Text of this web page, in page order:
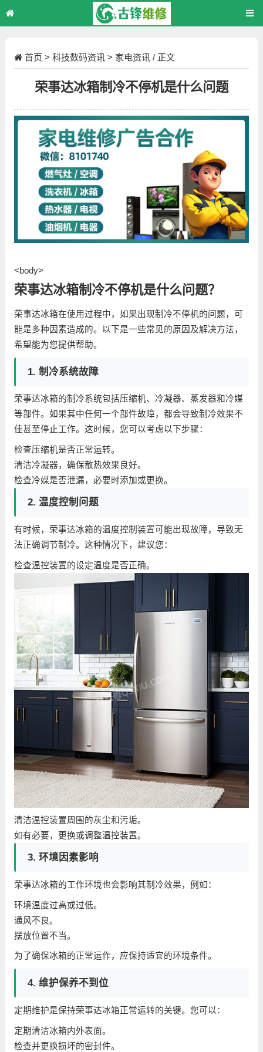
首页 > 科技数码资讯 > 家电资讯 / 正文
荣事达冰箱制冷不停机是什么问题
<body>
荣事达冰箱制冷不停机是什么问题？
荣事达冰箱在使用过程中，如果出现制冷不停机的问题，可
能是多种因素造成的。以下是一些常见的原因及解决方法，
希望能为您提供帮助。
1. 制冷系统故障
荣事达冰箱的制冷系统包括压缩机、冷凝器、蒸发器和冷媒
等部件。如果其中任何一个部件故障，都会导致制冷效果不
佳甚至停止工作。这时候，您可以考虑以下步骤：
检查压缩机是否正常运转。
清洁冷凝器，确保散热效果良好。
检查冷媒是否泄漏，必要时添加或更换。
2. 温度控制问题
有时候，荣事达冰箱的温度控制装置可能出现故障，导致无
法正确调节制冷。这种情况下，建议您：
检查温控装置的设定温度是否正确。
清洁温控装置周围的灰尘和污垢。
如有必要，更换或调整温控装置。
3. 环境因素影响
荣事达冰箱的工作环境也会影响其制冷效果，例如：
环境温度过高或过低。
通风不良。
摆放位置不当。
为了确保冰箱的正常运作，应保持适宜的环境条件。
4. 维护保养不到位
定期维护是保持荣事达冰箱正常运转的关键。您可以：
定期清洁冰箱内外表面。
检查并更换损坏的密封件。